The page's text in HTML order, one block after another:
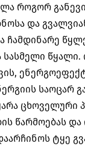
როგორ
და
ჩამდინარე
სასმელი
საოცარ
ცხოველური
წარმოებას
ტყე